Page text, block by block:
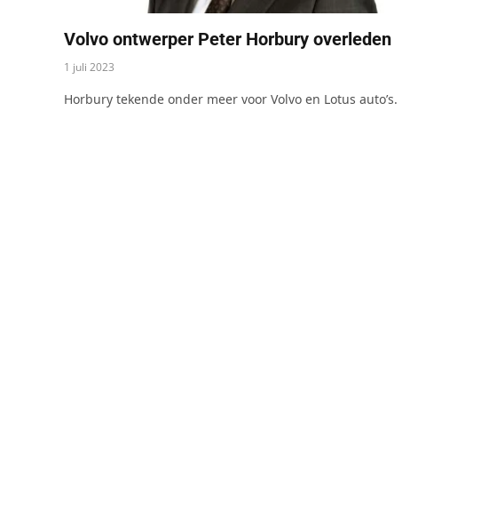
Volvo ontwerper Peter Horbury overleden
1 juli 2023
Horbury tekende onder meer voor Volvo en Lotus auto’s.